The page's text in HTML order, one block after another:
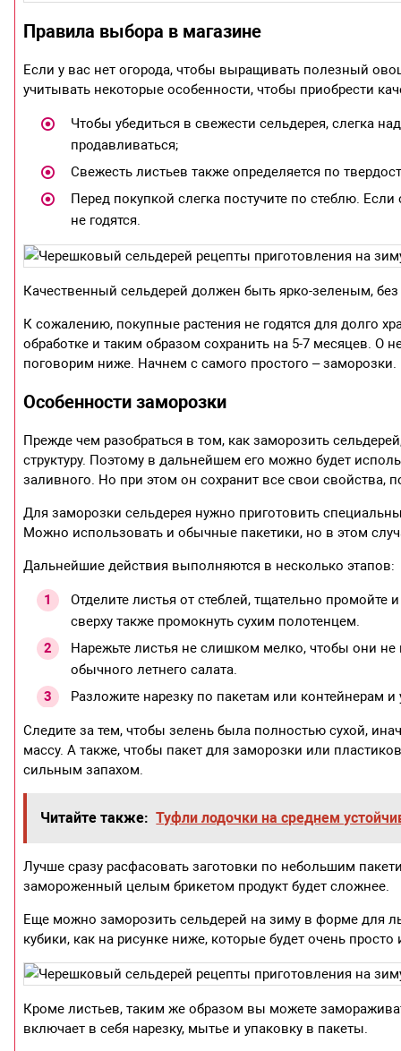
Правила выбора в магазине
Если у вас нет огорода, чтобы выращивать полезный
учитывать некоторые особенности, чтобы приобрести
Чтобы убедиться в свежести сельдерея, слегка
продавливаться;
Свежесть листьев также определяется по
Перед покупкой слегка постучите по стеблю.
не годятся.
Качественный сельдерей должен быть ярко-зеленым,
К сожалению, покупные растения не годятся для долго
обработке и таким образом сохранить на 5-7 месяцев. О
поговорим ниже. Начнем с самого простого – заморозки.
Особенности заморозки
Прежде чем разобраться в том, как заморозить
структуру. Поэтому в дальнейшем его можно будет
заливного. Но при этом он сохранит все свои свойства,
Для заморозки сельдерея нужно приготовить
Можно использовать и обычные пакетики, но в этом
Дальнейшие действия выполняются в несколько этапов:
Отделите листья от стеблей, тщательно
сверху также промокнуть сухим полотенцем.
Нарежьте листья не слишком мелко, чтобы они
обычного летнего салата.
Разложите нарезку по пакетам или контейнерам
Следите за тем, чтобы зелень была полностью сухой,
массу. А также, чтобы пакет для заморозки или
сильным запахом.
Читайте также: Туфли лодочки на среднем
Лучше сразу расфасовать заготовки по небольшим
замороженный целым брикетом продукт будет сложнее.
Еще можно заморозить сельдерей на зиму в форме для
кубики, как на рисунке ниже, которые будет очень
Кроме листьев, таким же образом вы можете
включает в себя нарезку, мытье и упаковку в пакеты.